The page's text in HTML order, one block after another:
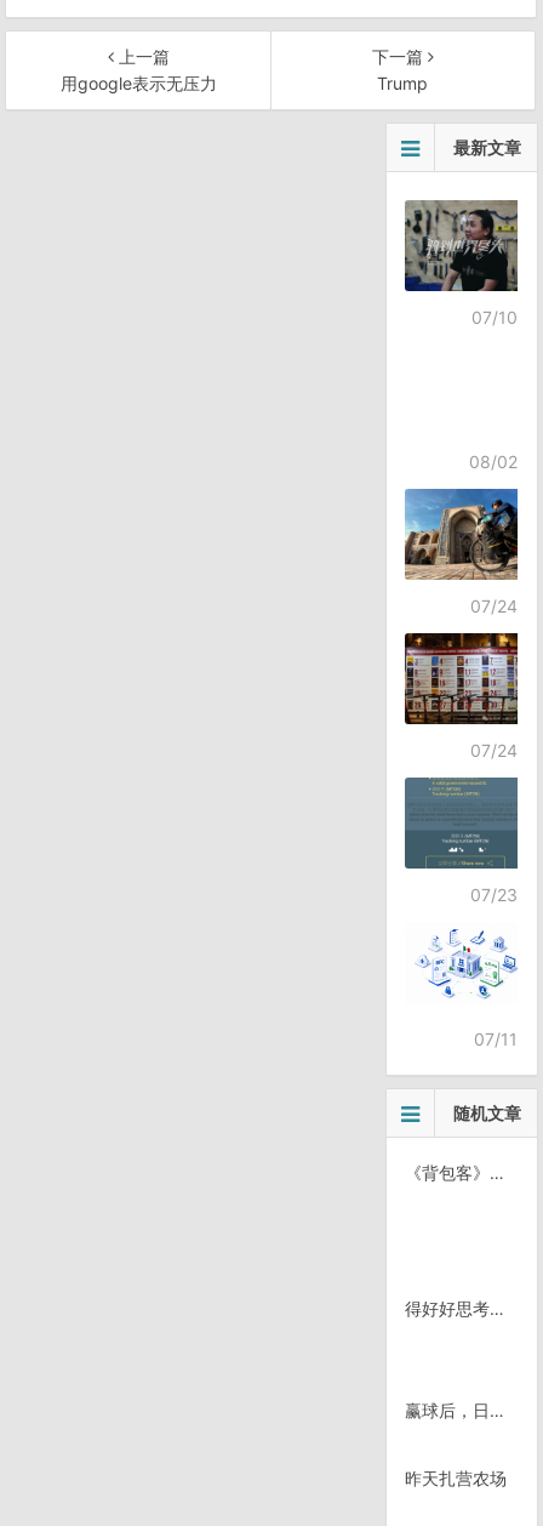
上一篇
用google表示无压力
下一篇
Trump
最新文章
07/10
08/02
07/24
07/24
07/23
07/11
随机文章
《背包客》歌曲复刻mv及视频拍摄时间地点列表
得好好思考一下
赢球后，日本保守派抗议中国历史教科书
昨天扎营农场